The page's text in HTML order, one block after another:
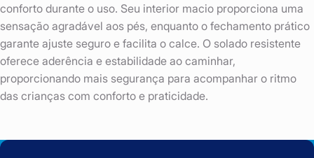
conforto durante o uso. Seu interior macio proporciona uma
sensação agradável aos pés, enquanto o fechamento prático
garante ajuste seguro e facilita o calce. O solado resistente
oferece aderência e estabilidade ao caminhar,
proporcionando mais segurança para acompanhar o ritmo
das crianças com conforto e praticidade.